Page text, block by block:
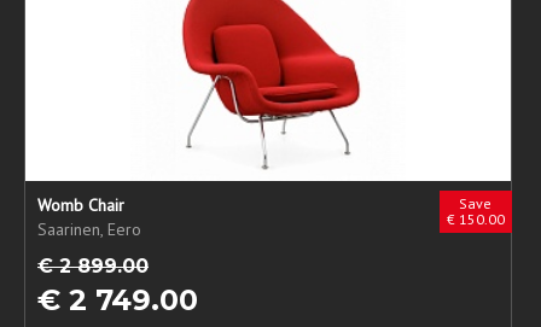
Save
€ 150.00
Womb Chair
Saarinen, Eero
€ 2 899.00
€ 2 749.00